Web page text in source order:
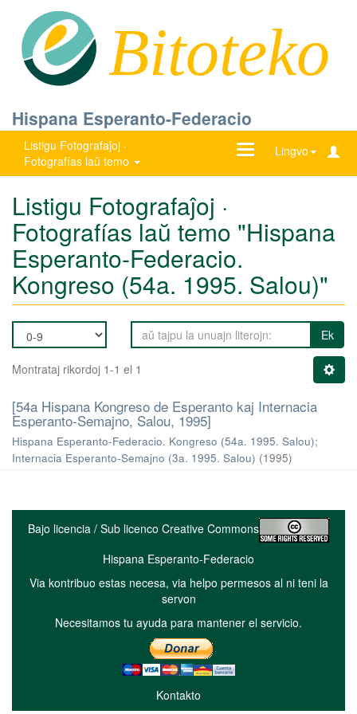
Bitoteko
Hispana Esperanto-Federacio
Listigu Fotografaĵoj ·
Fotografías laŭ temo
Lingvo
Ŝanĝu
Listigu Fotografaĵoj ·
Fotografías laŭ temo "Hispana
Esperanto-Federacio.
Kongreso (54a. 1995. Salou)"
Ek
Montrataj rikordoj 1-1 el 1
[54a Hispana Kongreso de Esperanto kaj Internacia
Esperanto-Semajno, Salou, 1995]
Hispana Esperanto-Federacio. Kongreso (54a. 1995. Salou);
Internacia Esperanto-Semajno (3a. 1995. Salou) (1995)
Bajo licencia / Sub licenco Creative Commons
Hispana Esperanto-Federacio
Via kontribuo estas necesa, via helpo permesos al ni teni la
servon
Necesitamos tu ayuda para mantener el servicio.
Kontakto